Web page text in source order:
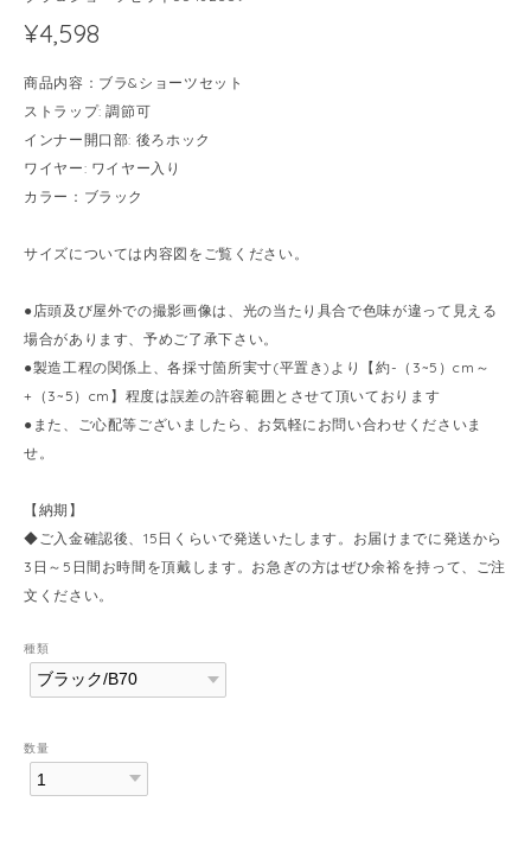
¥4,598
商品内容：ブラ&ショーツセット
ストラップ: 調節可
インナー開口部: 後ろホック
ワイヤー: ワイヤー入り
カラー：ブラック
サイズについては内容図をご覧ください。
●店頭及び屋外での撮影画像は、光の当たり具合で色味が違って見える
場合があります、予めご了承下さい。
●製造工程の関係上、各採寸箇所実寸(平置き)より【約-（3~5）cm～
+（3~5）cm】程度は誤差の許容範囲とさせて頂いております
●また、ご心配等ございましたら、お気軽にお問い合わせくださいま
せ。
【納期】
◆ご入金確認後、15日くらいで発送いたします。お届けまでに発送から
3日～5日間お時間を頂戴します。お急ぎの方はぜひ余裕を持って、ご注
文ください。
種類
数量